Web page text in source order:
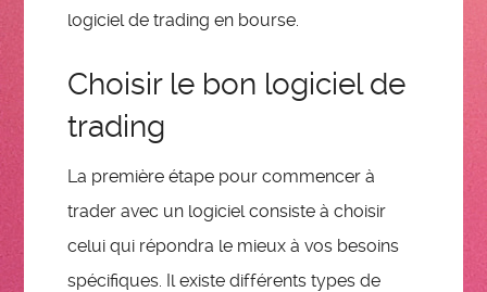
logiciel de trading en bourse.
Choisir le bon logiciel de
trading
La première étape pour commencer à
trader avec un logiciel consiste à choisir
celui qui répondra le mieux à vos besoins
spécifiques. Il existe différents types de